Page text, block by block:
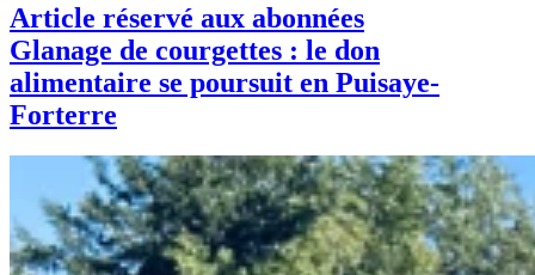
Article réservé aux abonnées
Glanage de courgettes : le don
alimentaire se poursuit en Puisaye-
Forterre